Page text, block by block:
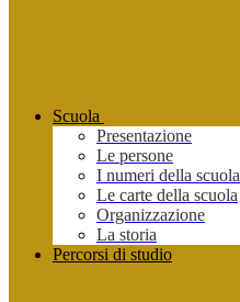
Scuola
Presentazione
Le persone
I numeri della scuola
Le carte della scuola
Organizzazione
La storia
Percorsi di studio